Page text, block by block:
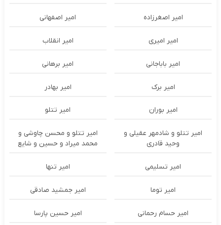
امیر اصغرزاده امیر اصفهانی
امیر امیری امیر انقلاب
امیر باباجانی امیر برهانی
امیر برک امیر بهادر
امیر بوران امیر تتلو
امیر تتلو و شادمهر عقیلی و
وحید قادری
امیر تتلو و محسن چاوشی و
محمد میراد و حسین و شایع
امیر تسلیمی امیر تنها
امیر توما امیر جمشید صادقی
امیر حسام رحمانی امیر حسین پارسا